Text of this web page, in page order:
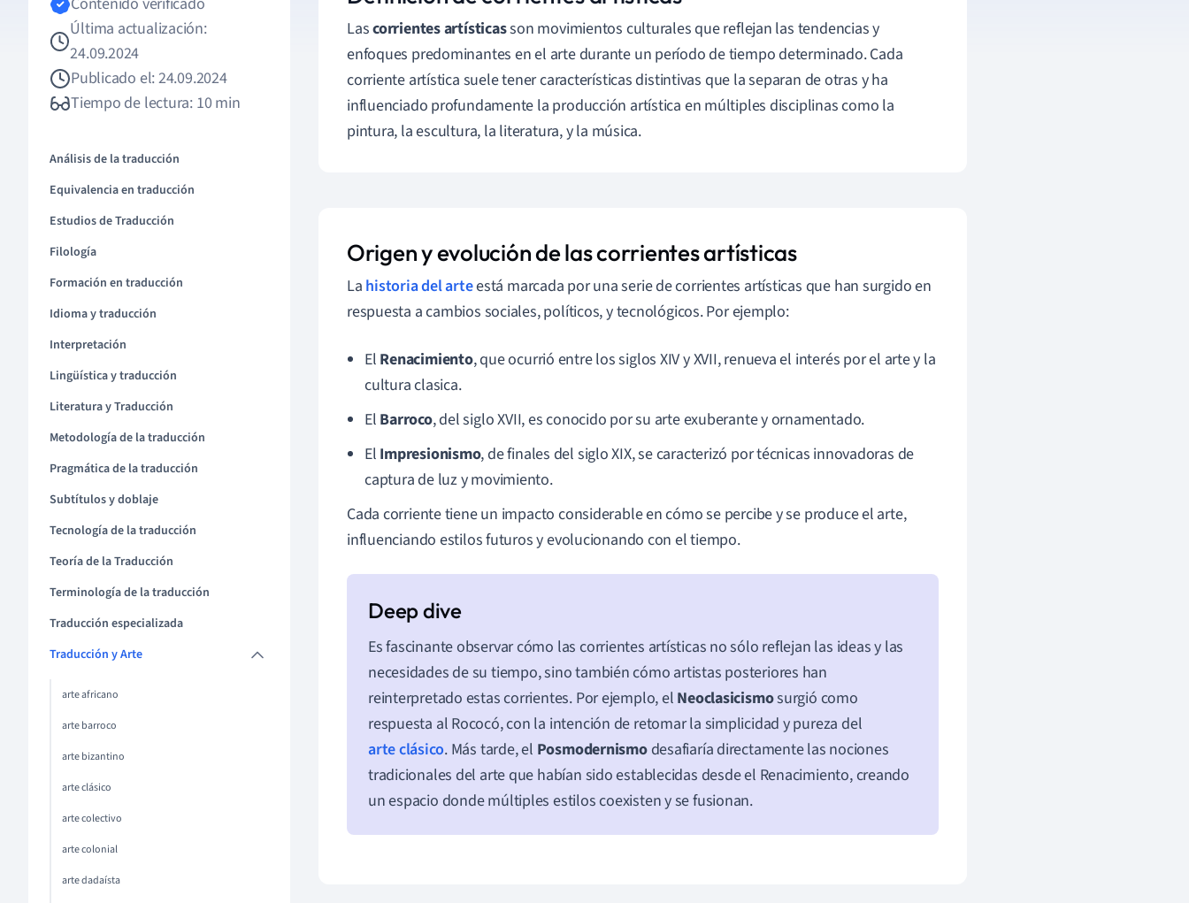
Última actualización:
24.09.2024
Publicado el: 24.09.2024
Tiempo de lectura: 10 min
Análisis de la traducción
Equivalencia en traducción
Estudios de Traducción
Filología
Formación en traducción
Idioma y traducción
Interpretación
Lingüística y traducción
Literatura y Traducción
Metodología de la traducción
Pragmática de la traducción
Subtítulos y doblaje
Tecnología de la traducción
Teoría de la Traducción
Terminología de la traducción
Traducción especializada
Traducción y Arte
arte africano
arte barroco
arte bizantino
arte clásico
arte colectivo
arte colonial
arte dadaísta
Lascorrientes artísticasson movimientos culturales que reflejan las tendencias y
enfoques predominantes en el arte durante un período de tiempo determinado. Cada
corriente artística suele tener características distintivas que la separan de otras y ha
influenciado profundamente la producción artística en múltiples disciplinas como la
pintura, la escultura, la literatura, y la música.
Origen y evolución de las corrientes artísticas
La historia del arteestá marcada por una serie de corrientes artísticas que han surgido en
respuesta a cambios sociales, políticos, y tecnológicos. Por ejemplo:
El Renacimiento, que ocurrió entre los siglos XIV y XVII, renueva el interés por el arte y la
cultura clasica.
El Barroco, del siglo XVII, es conocido por su arte exuberante y ornamentado.
El Impresionismo, de finales del siglo XIX, se caracterizó por técnicas innovadoras de
captura de luz y movimiento.
Cada corriente tiene un impacto considerable en cómo se percibe y se produce el arte,
influenciando estilos futuros y evolucionando con el tiempo.
Es fascinante observar cómo las corrientes artísticas no sólo reflejan las ideas y las
necesidades de su tiempo, sino también cómo artistas posteriores han
reinterpretado estas corrientes. Por ejemplo, el Neoclasicismosurgió como
respuesta al Rococó, con la intención de retomar la simplicidad y pureza del
arte clásico. Más tarde, el Posmodernismodesafiaría directamente las nociones
tradicionales del arte que habían sido establecidas desde el Renacimiento, creando
un espacio donde múltiples estilos coexisten y se fusionan.